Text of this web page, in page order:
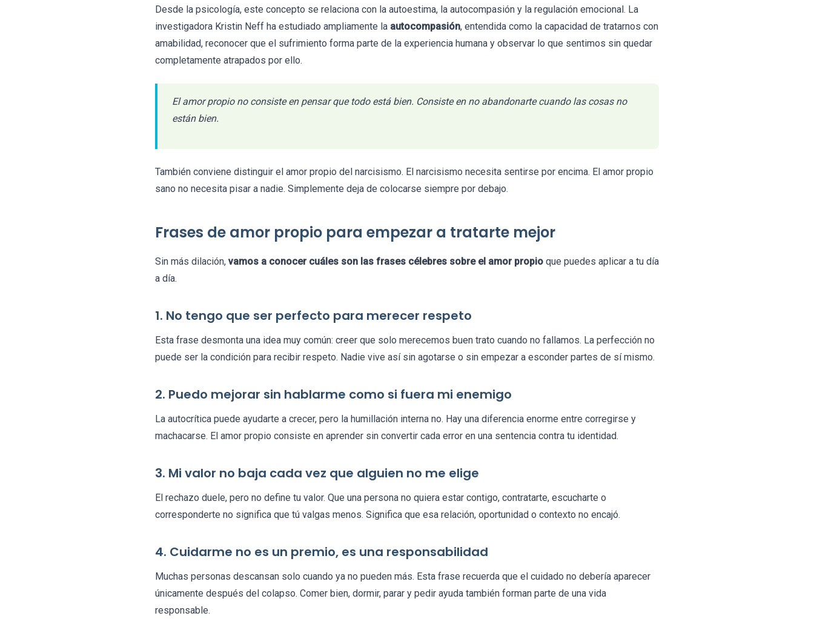
Desde la psicología, este concepto se relaciona con la autoestima, la autocompasión y la regulación emocional. La
investigadora Kristin Neff ha estudiado ampliamente la autocompasión, entendida como la capacidad de tratarnos con
amabilidad, reconocer que el sufrimiento forma parte de la experiencia humana y observar lo que sentimos sin quedar
completamente atrapados por ello.
El amor propio no consiste en pensar que todo está bien. Consiste en no abandonarte cuando las cosas no
están bien.
También conviene distinguir el amor propio del narcisismo. El narcisismo necesita sentirse por encima. El amor propio
sano no necesita pisar a nadie. Simplemente deja de colocarse siempre por debajo.
Frases de amor propio para empezar a tratarte mejor
Sin más dilación, vamos a conocer cuáles son las frases célebres sobre el amor propio que puedes aplicar a tu día
a día.
1. No tengo que ser perfecto para merecer respeto
Esta frase desmonta una idea muy común: creer que solo merecemos buen trato cuando no fallamos. La perfección no
puede ser la condición para recibir respeto. Nadie vive así sin agotarse o sin empezar a esconder partes de sí mismo.
2. Puedo mejorar sin hablarme como si fuera mi enemigo
La autocrítica puede ayudarte a crecer, pero la humillación interna no. Hay una diferencia enorme entre corregirse y
machacarse. El amor propio consiste en aprender sin convertir cada error en una sentencia contra tu identidad.
3. Mi valor no baja cada vez que alguien no me elige
El rechazo duele, pero no define tu valor. Que una persona no quiera estar contigo, contratarte, escucharte o
corresponderte no significa que tú valgas menos. Significa que esa relación, oportunidad o contexto no encajó.
4. Cuidarme no es un premio, es una responsabilidad
Muchas personas descansan solo cuando ya no pueden más. Esta frase recuerda que el cuidado no debería aparecer
únicamente después del colapso. Comer bien, dormir, parar y pedir ayuda también forman parte de una vida
responsable.